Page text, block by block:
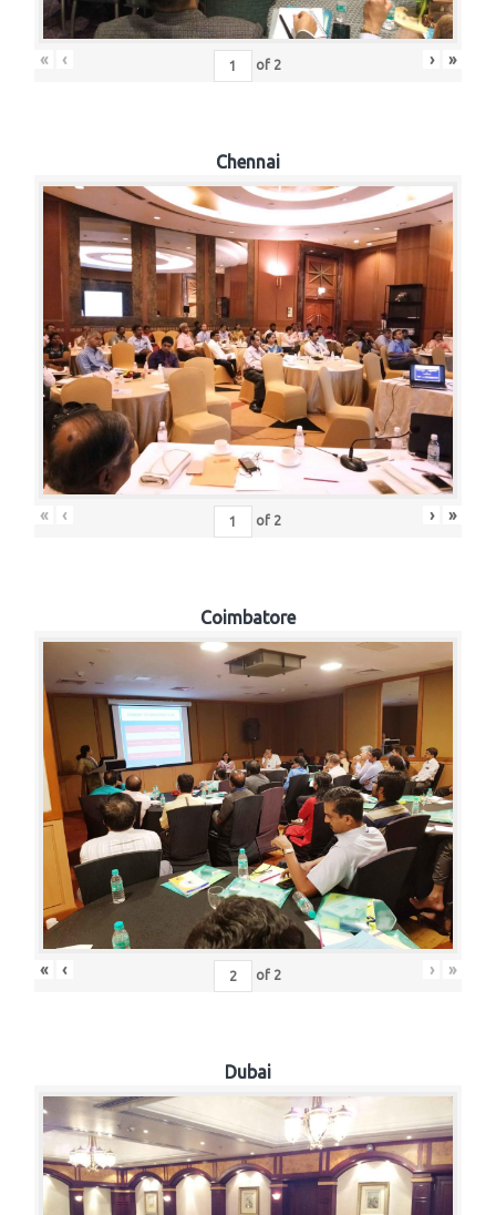
« ‹ of 2 › »
Chennai
« ‹ of 2 › »
Coimbatore
« ‹ of 2 › »
Dubai